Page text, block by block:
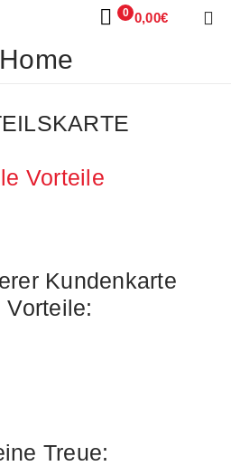
0 0,00€
Vorteile
Kundenkarte
Treue: